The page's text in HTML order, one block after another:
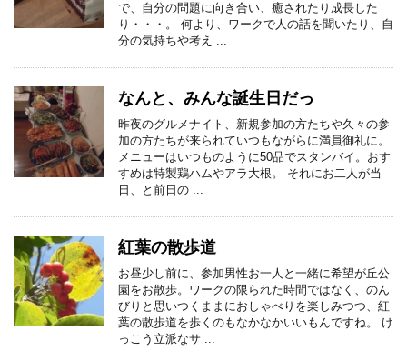
で、自分の問題に向き合い、癒されたり成長した
り・・・。 何より、ワークで人の話を聞いたり、自
分の気持ちや考え ...
なんと、みんな誕生日だっ
昨夜のグルメナイト、新規参加の方たちや久々の参
加の方たちが来られていつもながらに満員御礼に。
メニューはいつものように50品でスタンバイ。おす
すめは特製鶏ハムやアラ大根。 それにお二人が当
日、と前日の ...
紅葉の散歩道
お昼少し前に、参加男性お一人と一緒に希望が丘公
園をお散歩。ワークの限られた時間ではなく、のん
びりと思いつくままにおしゃべりを楽しみつつ、紅
葉の散歩道を歩くのもなかなかいいもんですね。 け
っこう立派なサ ...